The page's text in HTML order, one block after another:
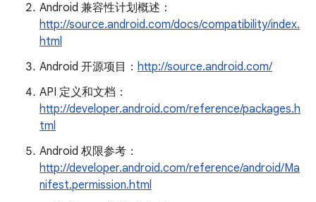
Android 兼容性计划概述：
http://source.android.com/docs/compatibility/index.
html
Android 开源项目： http://source.android.com/
API 定义和文档：
http://developer.android.com/reference/packages.h
tml
Android 权限参考：
http://developer.android.com/reference/android/Ma
nifest.permission.html